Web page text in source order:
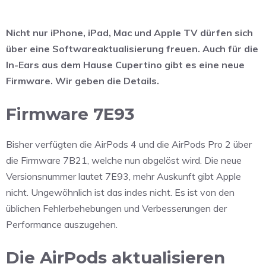
Nicht nur iPhone, iPad, Mac und Apple TV dürfen sich
über eine Softwareaktualisierung freuen. Auch für die
In-Ears aus dem Hause Cupertino gibt es eine neue
Firmware. Wir geben die Details.
Firmware 7E93
Bisher verfügten die AirPods 4 und die AirPods Pro 2 über
die Firmware 7B21, welche nun abgelöst wird. Die neue
Versionsnummer lautet 7E93, mehr Auskunft gibt Apple
nicht. Ungewöhnlich ist das indes nicht. Es ist von den
üblichen Fehlerbehebungen und Verbesserungen der
Performance auszugehen.
Die AirPods aktualisieren